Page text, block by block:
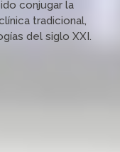
conjugar la
tradicional,
del siglo XXI.